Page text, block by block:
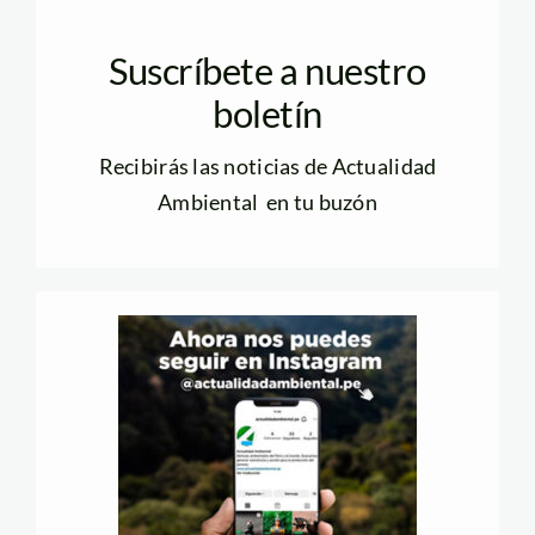
Suscríbete a nuestro
boletín
Recibirás las noticias de Actualidad
Ambiental en tu buzón